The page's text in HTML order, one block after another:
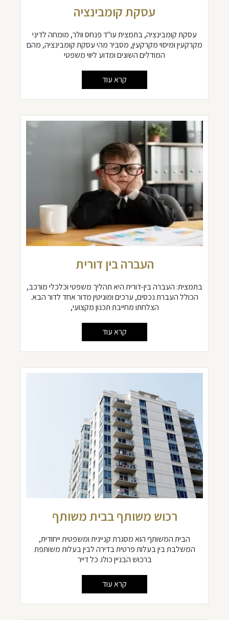
עסקת קומבינציה
עסקת קומבינציה, בתמצית עו"ד פנחס וולר, מומחה לדיני
מקרקעין ומיסוי מקרקעין, מסביר מהי עסקת קומבינציה, מהם
המודלים השונים ומדוע ליווי משפטי
קרא עוד
העברה בין דורית
בתמצית: העברה בין-דורית היא תהליך משפטי וכלכלי מורכב,
הכולל העברת נכסים, ערכים ומוניטין מדור אחד לדור הבא.
הצלחתו מחייבת תכנון מקצועי,
קרא עוד
רכוש משותף בבית משותף
הבית המשותף הוא מסגרת קניינית ומשפטית ייחודית,
המשלבת בין בעלות פרטית בדירה לבין בעלות משותפת
ברכוש הבניין כולו. כל דייר
קרא עוד